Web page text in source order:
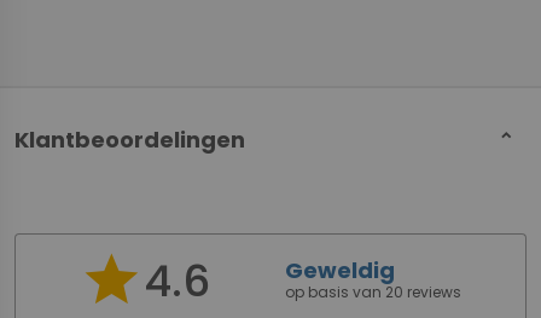
Klantbeoordelingen
star4.6 Geweldig
op basis van 20 reviews